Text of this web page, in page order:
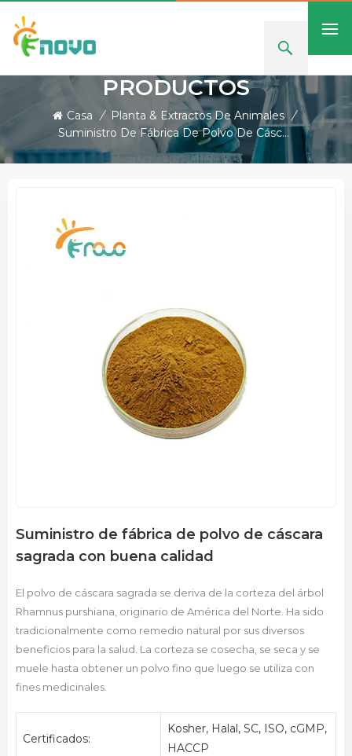
PRODUCTOS
Casa / Planta & Extractos De Animales /
Suministro De Fábrica De Polvo De Cáscara Sagrada Con Buena Calidad
Suministro de fábrica de polvo de cáscara
sagrada con buena calidad
El polvo de cáscara sagrada se deriva de la corteza del árbol
Rhamnus purshiana, originario de América del Norte. Ha sido
tradicionalmente como remedio natural por sus diversos
beneficios para la salud. La corteza se cosecha, se seca y se
muele hasta obtener un polvo fino que luego se utiliza con
fines medicinales.
Certificados:
Kosher, Halal, SC, ISO, cGMP,
HACCP